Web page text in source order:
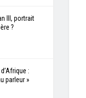
III, portrait
?
:
parleur »